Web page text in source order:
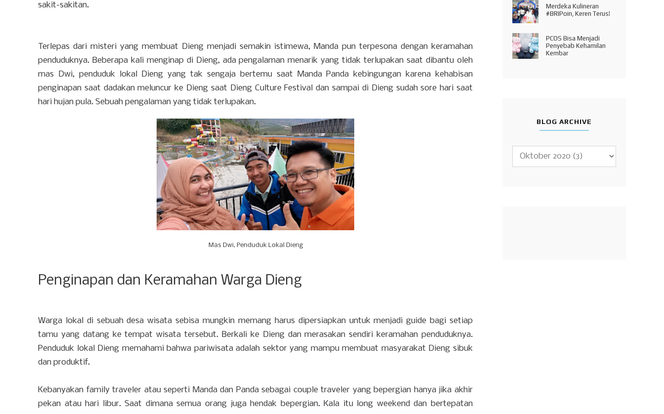
sakit-sakitan.
Terlepas dari misteri yang membuat Dieng menjadi semakin istimewa, Manda pun terpesona dengan keramahan
penduduknya. Beberapa kali menginap di Dieng, ada pengalaman menarik yang tidak terlupakan saat dibantu oleh
mas Dwi, penduduk lokal Dieng yang tak sengaja bertemu saat Manda Panda kebingungan karena kehabisan
penginapan saat dadakan meluncur ke Dieng saat Dieng Culture Festival dan sampai di Dieng sudah sore hari saat
hari hujan pula. Sebuah pengalaman yang tidak terlupakan.
Mas Dwi, Penduduk Lokal Dieng
Penginapan dan Keramahan Warga Dieng
Warga lokal di sebuah desa wisata sebisa mungkin memang harus dipersiapkan untuk menjadi guide bagi setiap
tamu yang datang ke tempat wisata tersebut. Berkali ke Dieng dan merasakan sendiri keramahan penduduknya.
Penduduk lokal Dieng memahami bahwa pariwisata adalah sektor yang mampu membuat masyarakat Dieng sibuk
dan produktif.
Kebanyakan family traveler atau seperti Manda dan Panda sebagai couple traveler yang bepergian hanya jika akhir
pekan atau hari libur. Saat dimana semua orang juga hendak bepergian. Kala itu long weekend dan bertepatan
Merdeka Kulineran
#BRIPoin, Keren Terus!
PCOS Bisa Menjadi
Penyebab Kehamilan
Kembar
BLOG ARCHIVE